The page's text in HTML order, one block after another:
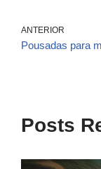
ANTERIOR
Pousadas para
Posts